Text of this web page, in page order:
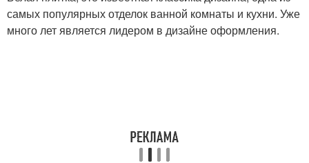
самых популярных отделок ванной комнаты и кухни. Уже
много лет является лидером в дизайне оформления.